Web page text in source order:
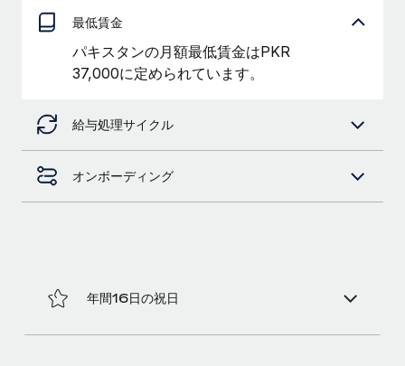
法人設立
法令順守した法人をスピーディに設立
移住・転勤
福利厚生
従業員の福利厚生を簡単に管理
契約社員管理
ブログを読む
ブログ
Remoteの製品アップデート：GustoとXeroの統合お
よびContractor Management Plus（契約社員管理
ることです。この数週間で、新しい統合、機能、改良点をリリー
最低賃金
パキスタンの月額最低賃金はPKR
37,000に定められています。
給与処理サイクル
オンボーディング
年間16日の祝日